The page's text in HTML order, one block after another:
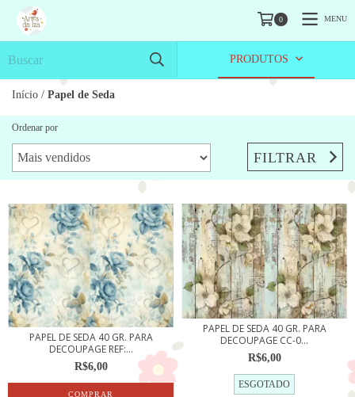
0 MENU
PRODUTOS
Início / Papel de Seda
Ordenar por
FILTRAR
PAPEL DE SEDA 40 GR. PARA
DECOUPAGE REF:...
R$6,00
PAPEL DE SEDA 40 GR. PARA
DECOUPAGE CC-0...
R$6,00
ESGOTADO